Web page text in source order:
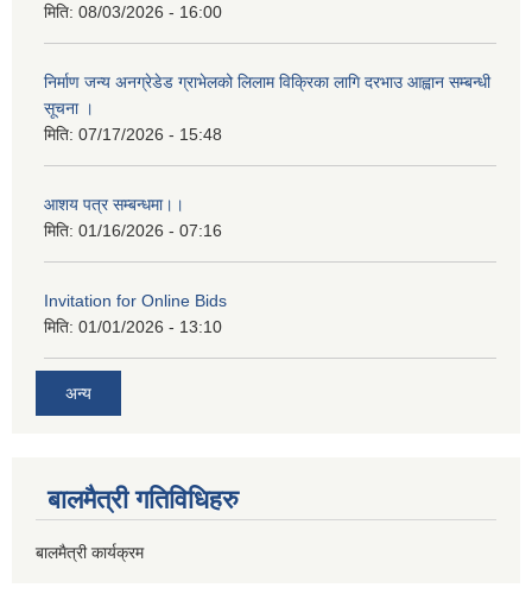
मिति: 08/03/2026 - 16:00
निर्माण जन्य अनग्रेडेड ग्राभेलको लिलाम विक्रिका लागि दरभाउ आह्वान सम्बन्धी
सूचना ।
मिति: 07/17/2026 - 15:48
आशय पत्र सम्बन्धमा।।
मिति: 01/16/2026 - 07:16
Invitation for Online Bids
मिति: 01/01/2026 - 13:10
अन्य
बालमैत्री गतिविधिहरु
बालमैत्री कार्यक्रम